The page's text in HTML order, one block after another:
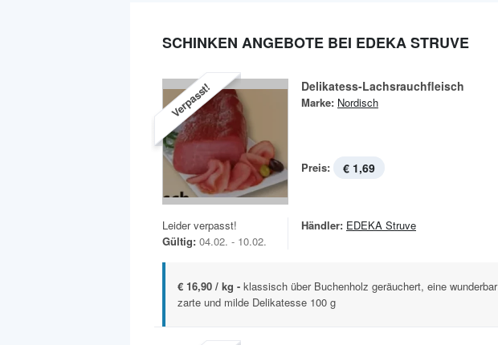
SCHINKEN ANGEBOTE BEI EDEKA STRUVE
Verpasst! Delikatess-Lachsrauchfleisch
Marke: Nordisch
Preis: € 1,69
Leider verpasst!
Gültig: 04.02. - 10.02.
Händler: EDEKA Struve
€ 16,90 / kg - klassisch über Buchenholz geräuchert, eine wunderbar
zarte und milde Delikatesse 100 g